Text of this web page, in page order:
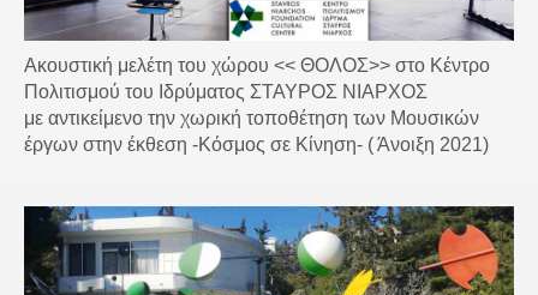
Ακουστική μελέτη του χώρου << ΘΟΛΟΣ>> στο Κέντρο
Πολιτισμού του Ιδρύματος ΣΤΑΥΡΟΣ ΝΙΑΡΧΟΣ
με αντικείμενο την χωρική τοποθέτηση των Μουσικών
έργων στην έκθεση -Κόσμος σε Κίνηση- ( Άνοιξη 2021)